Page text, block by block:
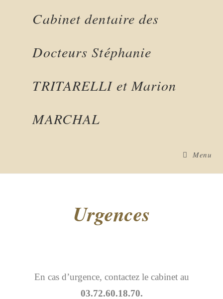
Cabinet dentaire des
Docteurs Stéphanie
TRITARELLI et Marion
MARCHAL
Menu
Urgences
En cas d’urgence, contactez le cabinet au
03.72.60.18.70.